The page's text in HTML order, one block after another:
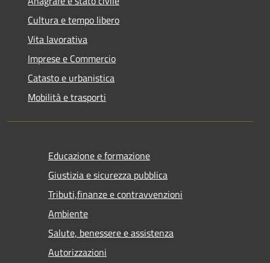
Cultura e tempo libero
Vita lavorativa
Imprese e Commercio
Catasto e urbanistica
Mobilità e trasporti
Educazione e formazione
Giustizia e sicurezza pubblica
Tributi,finanze e contravvenzioni
Ambiente
Salute, benessere e assistenza
Autorizzazioni